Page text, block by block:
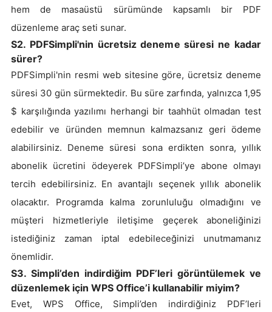
hem de masaüstü sürümünde kapsamlı bir PDF
düzenleme araç seti sunar.
S2. PDFSimpli'nin ücretsiz deneme süresi ne kadar
sürer?
PDFSimpli'nin resmi web sitesine göre, ücretsiz deneme
süresi 30 gün sürmektedir. Bu süre zarfında, yalnızca 1,95
$ karşılığında yazılımı herhangi bir taahhüt olmadan test
edebilir ve üründen memnun kalmazsanız geri ödeme
alabilirsiniz. Deneme süresi sona erdikten sonra, yıllık
abonelik ücretini ödeyerek PDFSimpli’ye abone olmayı
tercih edebilirsiniz. En avantajlı seçenek yıllık abonelik
olacaktır. Programda kalma zorunluluğu olmadığını ve
müşteri hizmetleriyle iletişime geçerek aboneliğinizi
istediğiniz zaman iptal edebileceğinizi unutmamanız
önemlidir.
S3. Simpli’den indirdiğim PDF’leri görüntülemek ve
düzenlemek için WPS Office’i kullanabilir miyim?
Evet, WPS Office, Simpli’den indirdiğiniz PDF’leri